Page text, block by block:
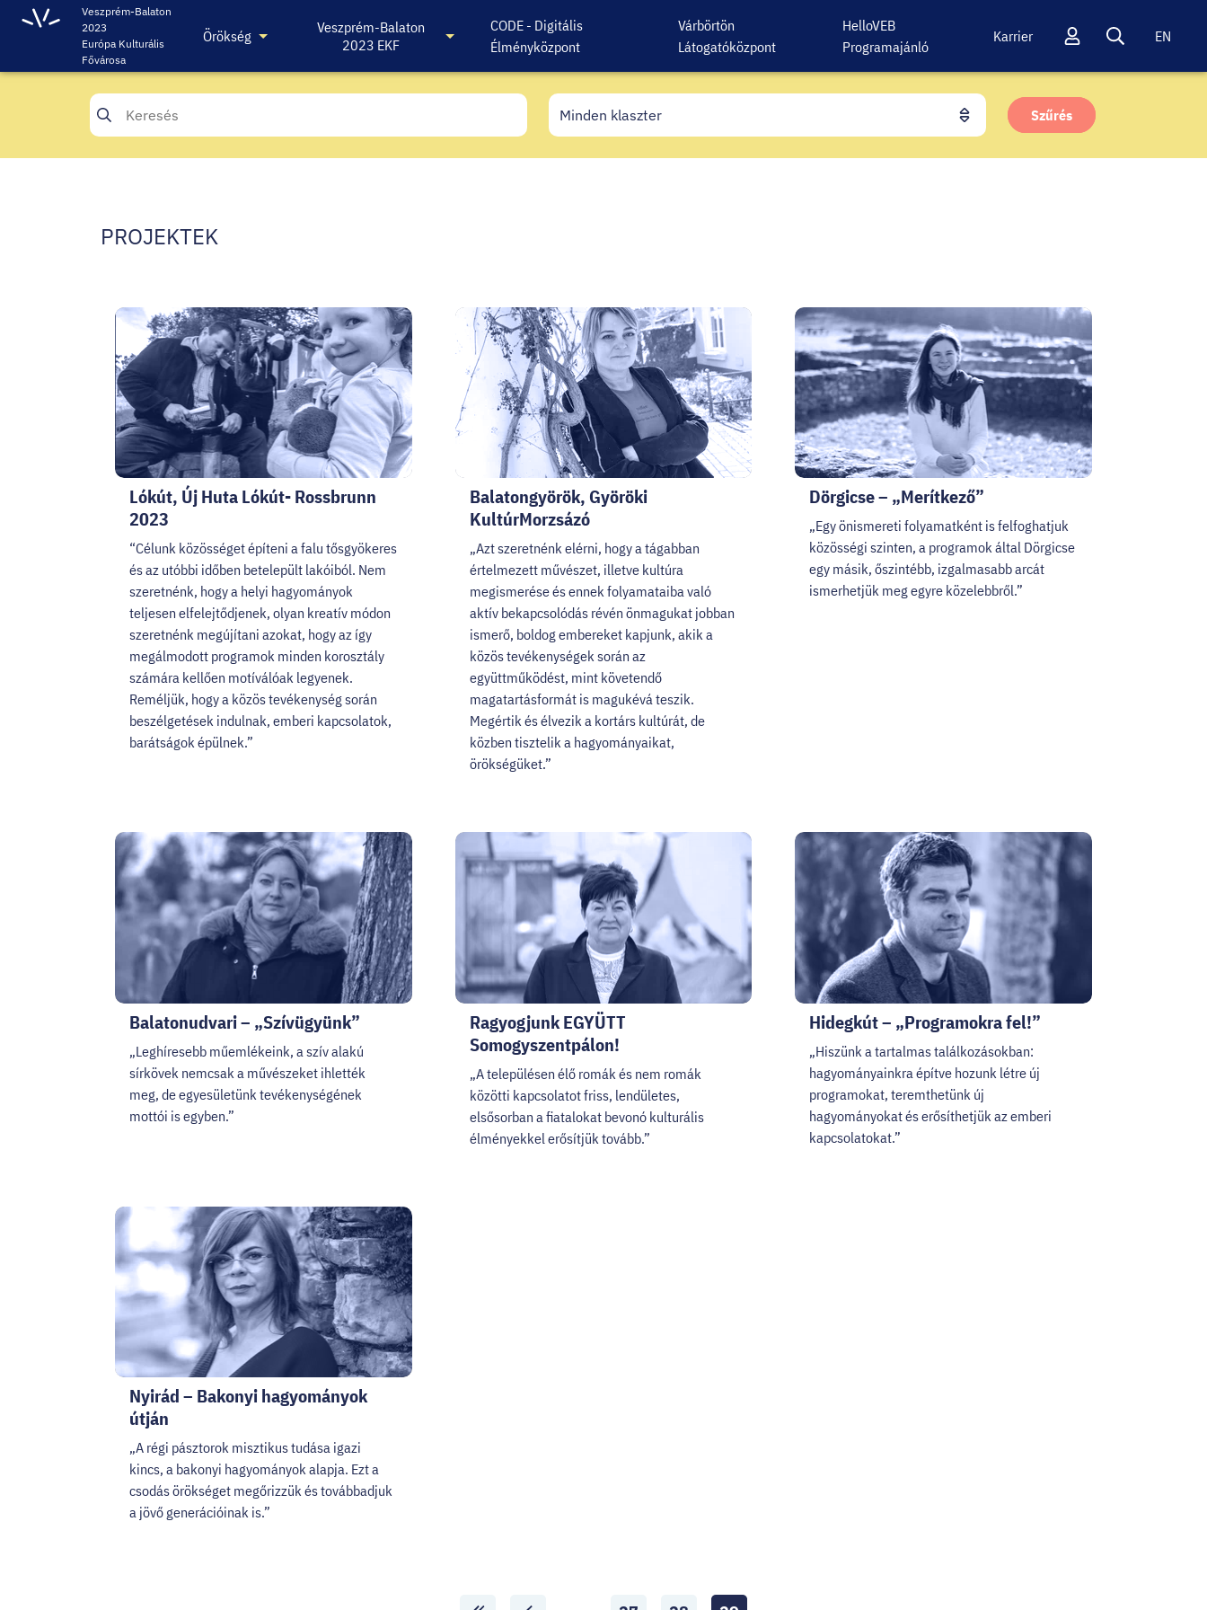
Veszprém-Balaton
2023
Európa Kulturális
Fővárosa
Örökség
Veszprém-Balaton
2023 EKF
CODE - Digitális
Élményközpont
Várbörtön
Látogatóközpont
HelloVEB
Programajánló
Karrier
EN
Szűrés
PROJEKTEK
Lókút, Új Huta Lókút- Rossbrunn
2023
“Célunk közösséget építeni a falu tősgyökeres
és az utóbbi időben betelepült lakóiból. Nem
szeretnénk, hogy a helyi hagyományok
teljesen elfelejtődjenek, olyan kreatív módon
szeretnénk megújítani azokat, hogy az így
megálmodott programok minden korosztály
számára kellően motíválóak legyenek.
Reméljük, hogy a közös tevékenység során
beszélgetések indulnak, emberi kapcsolatok,
barátságok épülnek.”
Balatongyörök, Györöki
KultúrMorzsázó
„Azt szeretnénk elérni, hogy a tágabban
értelmezett művészet, illetve kultúra
megismerése és ennek folyamataiba való
aktív bekapcsolódás révén önmagukat jobban
ismerő, boldog embereket kapjunk, akik a
közös tevékenységek során az
együttműködést, mint követendő
magatartásformát is magukévá teszik.
Megértik és élvezik a kortárs kultúrát, de
közben tisztelik a hagyományaikat,
örökségüket.”
Dörgicse – „Merítkező”
„Egy önismereti folyamatként is felfoghatjuk
közösségi szinten, a programok által Dörgicse
egy másik, őszintébb, izgalmasabb arcát
ismerhetjük meg egyre közelebbről.”
Balatonudvari – „Szívügyünk”
„Leghíresebb műemlékeink, a szív alakú
sírkövek nemcsak a művészeket ihlették
meg, de egyesületünk tevékenységének
mottói is egyben.”
Ragyogjunk EGYÜTT
Somogyszentpálon!
„A településen élő romák és nem romák
közötti kapcsolatot friss, lendületes,
elsősorban a fiatalokat bevonó kulturális
élményekkel erősítjük tovább.”
Hidegkút – „Programokra fel!”
„Hiszünk a tartalmas találkozásokban:
hagyományainkra építve hozunk létre új
programokat, teremthetünk új
hagyományokat és erősíthetjük az emberi
kapcsolatokat.”
Nyirád – Bakonyi hagyományok
útján
„A régi pásztorok misztikus tudása igazi
kincs, a bakonyi hagyományok alapja. Ezt a
csodás örökséget megőrizzük és továbbadjuk
a jövő generációinak is.”